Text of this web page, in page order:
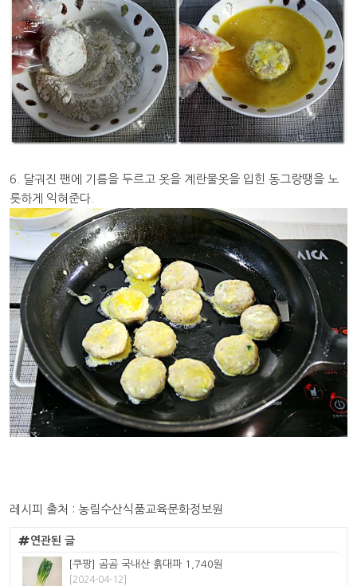
6. 달궈진 팬에 기름을 두르고 옷을 계란물옷을 입힌 동그랑땡을 노
릇하게 익혀준다.
레시피 출처 : 농림수산식품교육문화정보원
연관된 글
[쿠팡] 곰곰 국내산 흙대파 1,740원
[2024-04-12]